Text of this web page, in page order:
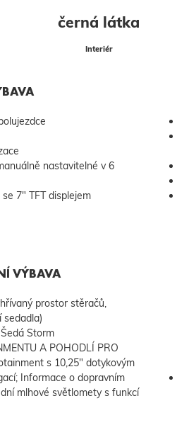
černá látka
Interiér
nastavitelné v 6
7" TFT displejem
VÝBAVA
prostor stěračů,
sedadla)
Storm
A POHODLÍ PRO
s 10,25" dotykovým
Informace o dopravním
mlhové světlomety s funkcí
sedadla; Nastavitelné dno